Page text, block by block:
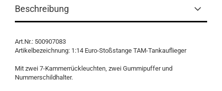
Beschreibung
Art.Nr.: 500907083
Artikelbezeichnung: 1:14 Euro-Stoßstange TAM-Tankauflieger
Mit zwei 7-Kammerrückleuchten, zwei Gummipuffer und
Nummerschildhalter.